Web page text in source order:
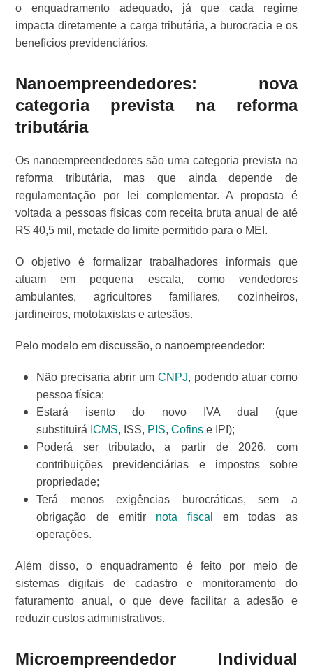
o enquadramento adequado, já que cada regime
impacta diretamente a carga tributária, a burocracia e os
benefícios previdenciários.
Nanoempreendedores: nova
categoria prevista na reforma
tributária
Os nanoempreendedores são uma categoria prevista na
reforma tributária, mas que ainda depende de
regulamentação por lei complementar. A proposta é
voltada a pessoas físicas com receita bruta anual de até
R$ 40,5 mil, metade do limite permitido para o MEI.
O objetivo é formalizar trabalhadores informais que
atuam em pequena escala, como vendedores
ambulantes, agricultores familiares, cozinheiros,
jardineiros, mototaxistas e artesãos.
Pelo modelo em discussão, o nanoempreendedor:
Não precisaria abrir um CNPJ, podendo atuar como
pessoa física;
Estará isento do novo IVA dual (que
substituirá ICMS, ISS, PIS,Cofins e IPI);
Poderá ser tributado, a partir de 2026, com
contribuições previdenciárias e impostos sobre
propriedade;
Terá menos exigências burocráticas, sem a
obrigação de emitir nota fiscal
em todas as
operações.
Além disso, o enquadramento é feito por meio de
sistemas digitais de cadastro e monitoramento do
faturamento anual, o que deve facilitar a adesão e
reduzir custos administrativos.
Microempreendedor Individual